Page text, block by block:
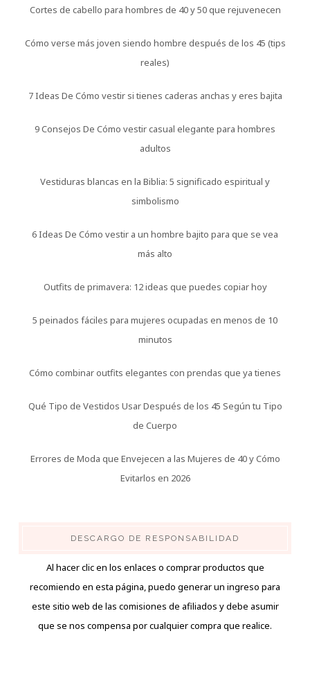
Cortes de cabello para hombres de 40 y 50 que rejuvenecen
Cómo verse más joven siendo hombre después de los 45 (tips
reales)
7 Ideas De Cómo vestir si tienes caderas anchas y eres bajita
9 Consejos De Cómo vestir casual elegante para hombres
adultos
Vestiduras blancas en la Biblia: 5 significado espiritual y
simbolismo
6 Ideas De Cómo vestir a un hombre bajito para que se vea
más alto
Outfits de primavera: 12 ideas que puedes copiar hoy
5 peinados fáciles para mujeres ocupadas en menos de 10
minutos
Cómo combinar outfits elegantes con prendas que ya tienes
Qué Tipo de Vestidos Usar Después de los 45 Según tu Tipo
de Cuerpo
Errores de Moda que Envejecen a las Mujeres de 40 y Cómo
Evitarlos en 2026
DESCARGO DE RESPONSABILIDAD
Al hacer clic en los enlaces o comprar productos que
recomiendo en esta página, puedo generar un ingreso para
este sitio web de las comisiones de afiliados y debe asumir
que se nos compensa por cualquier compra que realice.